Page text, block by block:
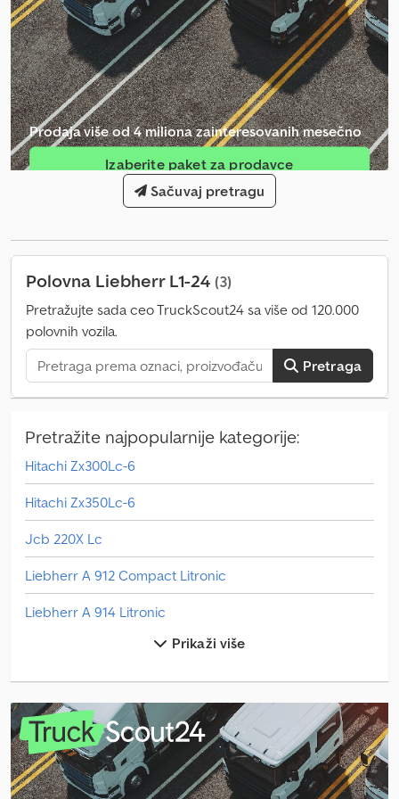
SV inspekcija aktuelna L1 24#0005 = Dalje informacije = Namena:
Građevinarstvo Za više informacija obratite se Jörgu Bieneku.
Prodaja više od 4 miliona zainteresovanih mesečno
Izaberite paket za prodavce
Kreiraj pojedinačni oglas
Sačuvaj pretragu
Polovna Liebherr L1-24 (3)
Pretražujte sada ceo TruckScout24 sa više od 120.000
polovnih vozila.
Pretraga
Pretražite najpopularnije kategorije:
Hitachi Zx300Lc-6
Hitachi Zx350Lc-6
Jcb 220X Lc
Liebherr A 912 Compact Litronic
Liebherr A 914 Litronic
Liebherr A 916 Litronic
Liebherr A 920 Litronic
Liebherr L 506 Compact
Liebherr L 538
Liebherr Lr 1600/2
Prikaži više